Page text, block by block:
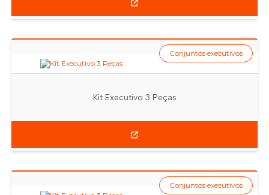
Kit Executivo 3 Peças
Conjuntos executivos
Conjuntos executivos